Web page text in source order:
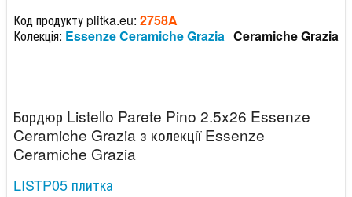
Код продукту plitka.eu: 2758A
Колекція: Essenze Ceramiche Grazia Ceramiche Grazia
Бордюр Listello Parete Pino 2.5x26 Essenze
Ceramiche Grazia з колекції Essenze
Ceramiche Grazia
LISTP05 плитка